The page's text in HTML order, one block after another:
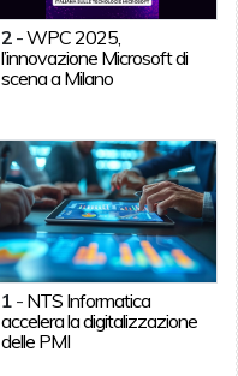
2 -WPC 2025,
l’innovazione Microsoft di
scena a Milano
1 - NTS Informatica
accelera la digitalizzazione
delle PMI